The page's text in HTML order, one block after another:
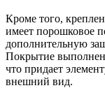
Кроме того,
имеет порошковое
дополнительную
Покрытие
что придает
внешний вид.